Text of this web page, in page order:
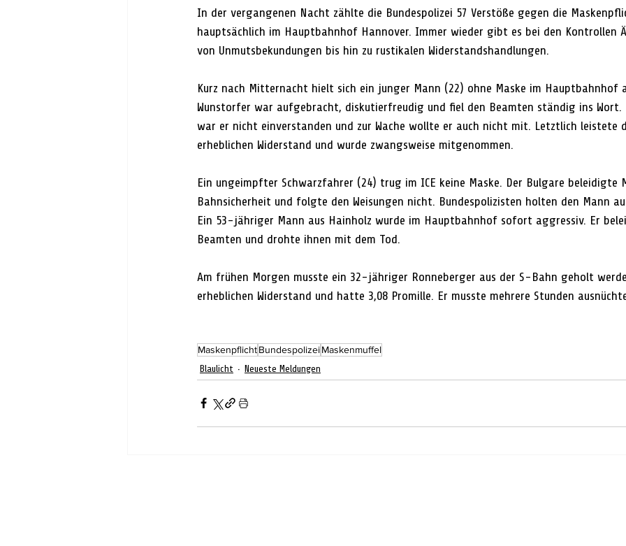
In der vergangenen Nacht zählte die Bundespolizei 57 Verstöße gegen die
hauptsächlich im Hauptbahnhof Hannover. Immer wieder gibt es bei den Kontrollen
von Unmutsbekundungen bis hin zu rustikalen Widerstandshandlungen.
Kurz nach Mitternacht hielt sich ein junger Mann (22) ohne Maske im Hauptbahnhof
Wunstorfer war aufgebracht, diskutierfreudig und fiel den Beamten ständig ins
war er nicht einverstanden und zur Wache wollte er auch nicht mit. Letztlich leistete
erheblichen Widerstand und wurde zwangsweise mitgenommen.
Ein ungeimpfter Schwarzfahrer (24) trug im ICE keine Maske. Der Bulgare
Bahnsicherheit und folgte den Weisungen nicht. Bundespolizisten holten den Mann
Ein 53-jähriger Mann aus Hainholz wurde im Hauptbahnhof sofort aggressiv. Er
Beamten und drohte ihnen mit dem Tod.
Am frühen Morgen musste ein 32-jähriger Ronneberger aus der S-Bahn geholt
erheblichen Widerstand und hatte 3,08 Promille. Er musste mehrere Stunden
MaskenpflichtBundespolizeiMaskenmuffel
Blaulicht Neueste Meldungen